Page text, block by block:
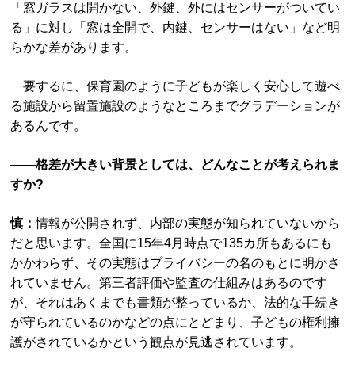
「窓ガラスは開かない、外鍵、外にはセンサーがついてい
る」に対し「窓は全開で、内鍵、センサーはない」など明
らかな差があります。
要するに、保育園のように子どもが楽しく安心して遊べ
る施設から留置施設のようなところまでグラデーションが
あるんです。
――格差が大きい背景としては、どんなことが考えられま
すか?
慎：情報が公開されず、内部の実態が知られていないから
だと思います。全国に15年4月時点で135カ所もあるにも
かかわらず、その実態はプライバシーの名のもとに明かさ
れていません。第三者評価や監査の仕組みはあるのです
が、それはあくまでも書類が整っているか、法的な手続き
が守られているのかなどの点にとどまり、子どもの権利擁
護がされているかという観点が見逃されています。